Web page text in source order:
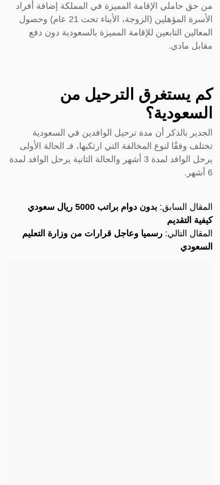
من حق حاملي الإقامة المميزة في المملكة إضافة أفراد
الأسرة المؤهلين (الزوجة، الأبناء تحت 21 عام) وحصول
المعالين التابعين للإقامة المميزة بالسعودية دون دفع
مقابل مادي.
كم يستغرق الترحيل من
السعودية؟
الجدير بالذكر أن مدة ترحيل الوافدين في السعودية
تختلف وفقًا لنوع المخالفة التي ارتكبها، فـ الحالة الأولى
يرحل الوافد لمدة 3 أشهر والحالة الثانية يرحل الوافد لمدة
6 أشهر.
المقال السابق:
بدون دوام براتب 5000 ريال سعودي
كيفية التقديم
المقال التالي: رسميا وعاجل قرارات من وزارة التعليم
السعودي